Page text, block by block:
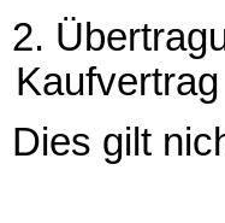
2.
Dies gilt